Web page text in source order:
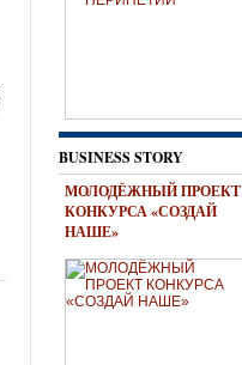
BUSINESS STORY
МОЛОДЁЖНЫЙ ПРОЕКТ
КОНКУРСА «СОЗДАЙ
НАШЕ»